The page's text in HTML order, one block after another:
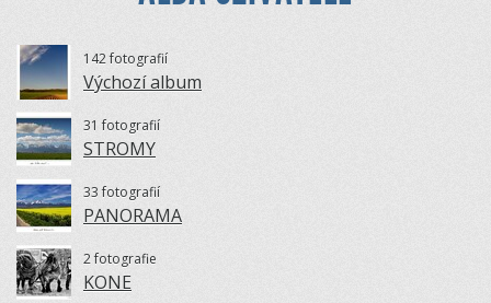
142 fotografií
Výchozí album
31 fotografií
STROMY
33 fotografií
PANORAMA
2 fotografie
KONE